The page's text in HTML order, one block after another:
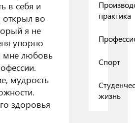
в себя и
во
я не
упорно
мне любовь
мудрость
здоровья
практика
Спорт
жизнь